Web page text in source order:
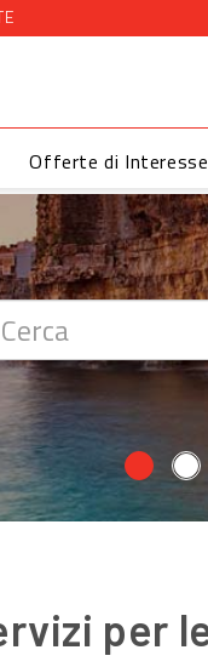
Offerte di Interesse
per